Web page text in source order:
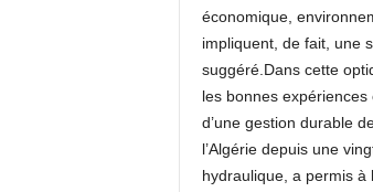
économique,
impliquent, de fait, une
suggéré.Dans cette
les bonnes
d’une gestion durable
l’Algérie depuis une
hydraulique, a permis à